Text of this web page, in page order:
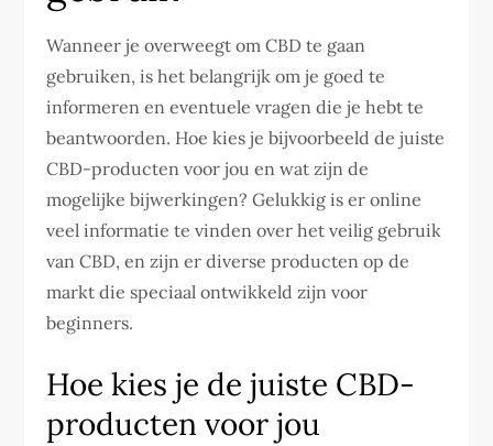
Wanneer je overweegt om CBD te gaan
gebruiken, is het belangrijk om je goed te
informeren en eventuele vragen die je hebt te
beantwoorden. Hoe kies je bijvoorbeeld de juiste
CBD-producten voor jou en wat zijn de
mogelijke bijwerkingen? Gelukkig is er online
veel informatie te vinden over het veilig gebruik
van CBD, en zijn er diverse producten op de
markt die speciaal ontwikkeld zijn voor
beginners.
Hoe kies je de juiste CBD-
producten voor jou